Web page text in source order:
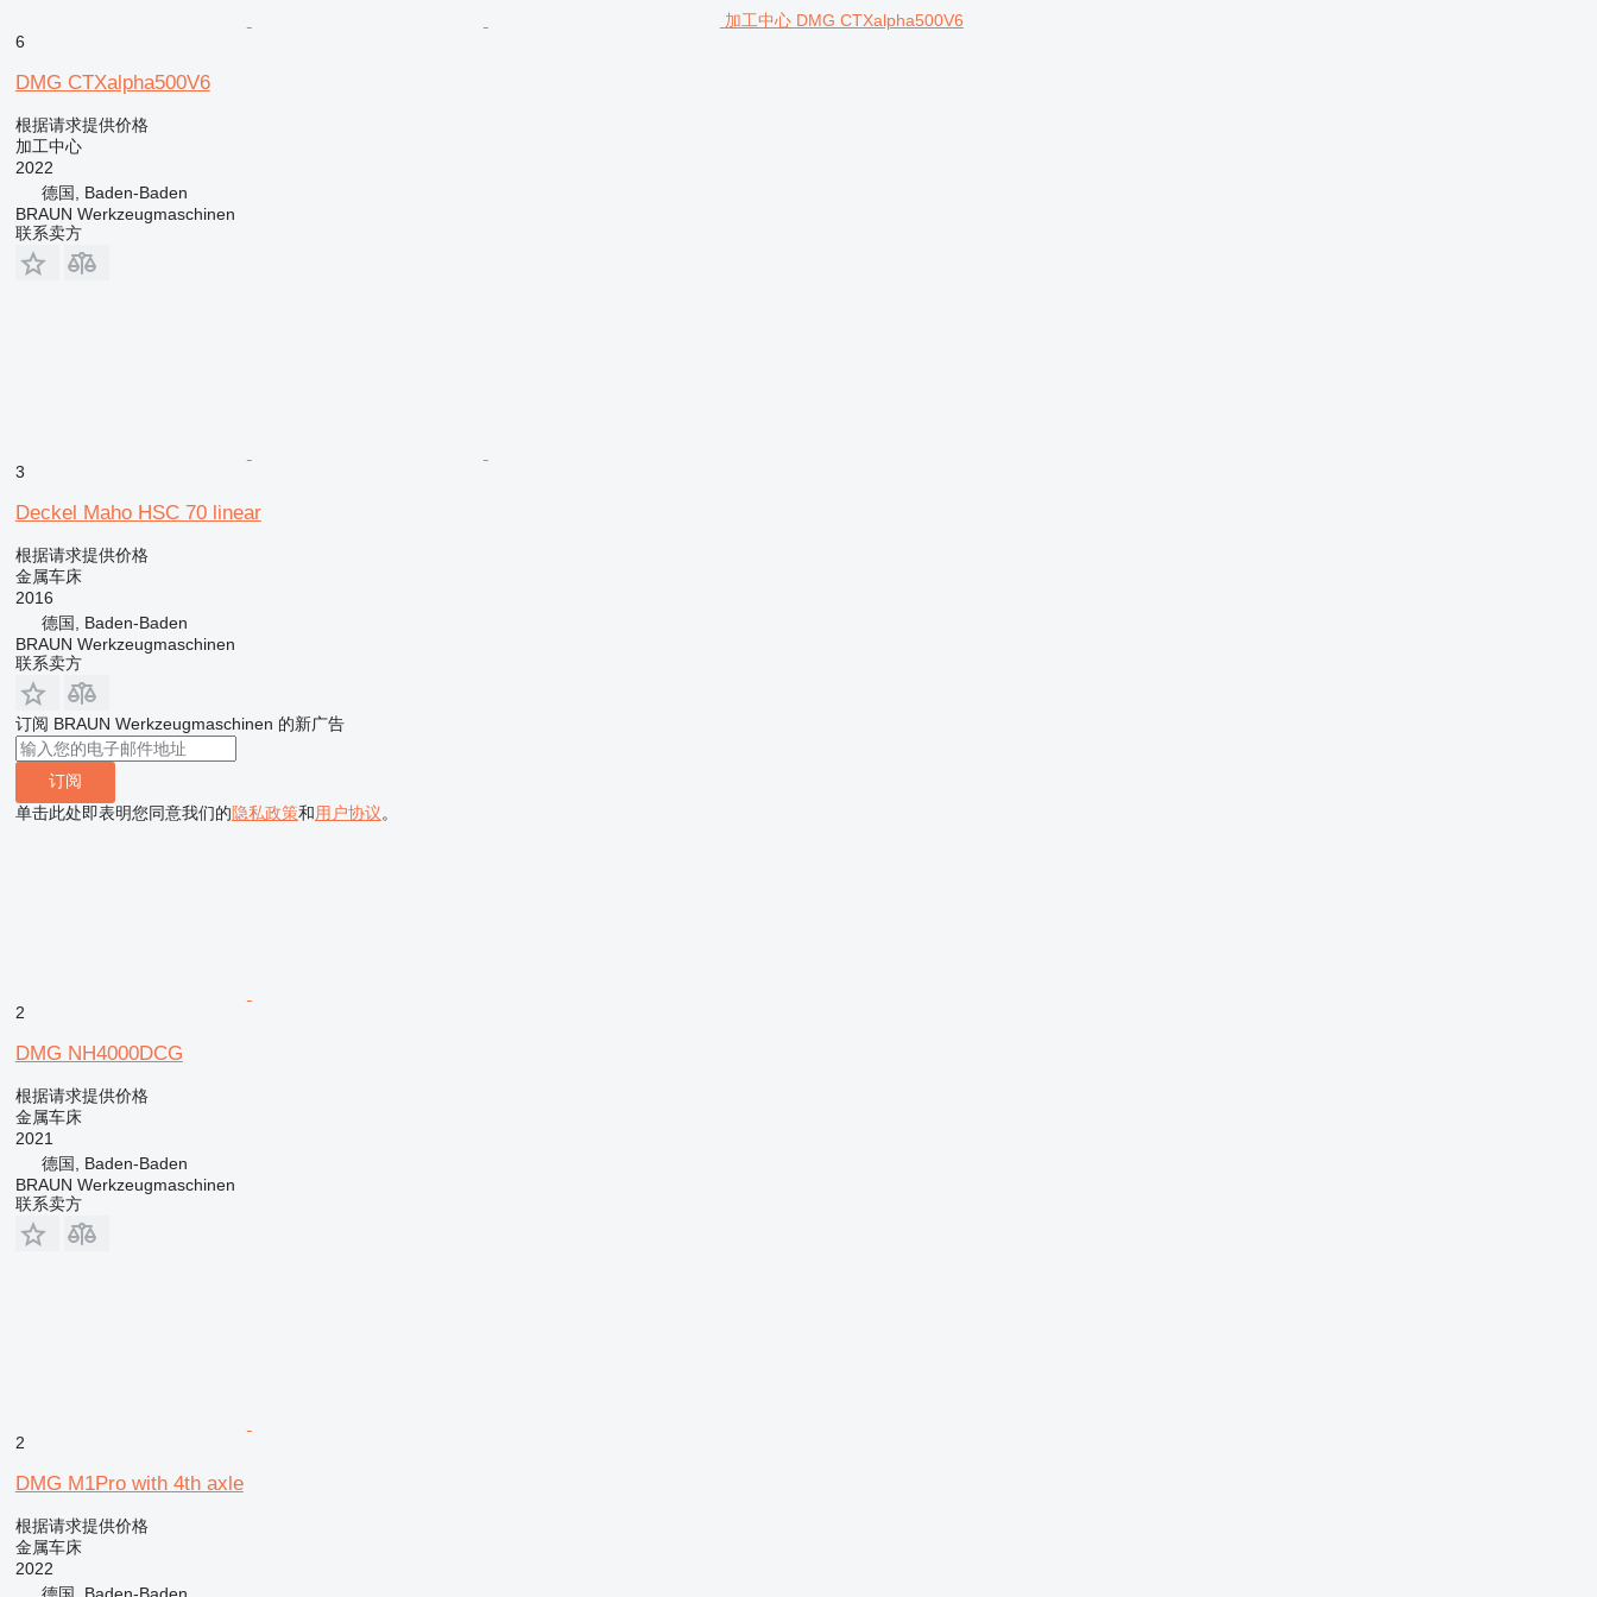
加工中心 DMG CTXalpha500V6
6
DMG CTXalpha500V6
根据请求提供价格
加工中心
2022
德国, Baden-Baden
BRAUN Werkzeugmaschinen
联系卖方
3
Deckel Maho HSC 70 linear
根据请求提供价格
金属车床
2016
德国, Baden-Baden
BRAUN Werkzeugmaschinen
联系卖方
订阅 BRAUN Werkzeugmaschinen 的新广告
订阅
单击此处即表明您同意我们的隐私政策和用户协议。
2
DMG NH4000DCG
根据请求提供价格
金属车床
2021
德国, Baden-Baden
BRAUN Werkzeugmaschinen
联系卖方
2
DMG M1Pro with 4th axle
根据请求提供价格
金属车床
2022